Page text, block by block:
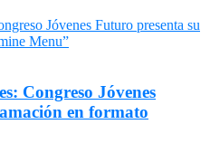
Congreso Jóvenes
en formato